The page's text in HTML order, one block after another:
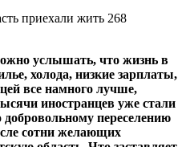
приехали жить 268
услышать, что жизнь в
холода, низкие зарплаты,
все намного лучше,
иностранцев уже стали
переселению
сотни желающих